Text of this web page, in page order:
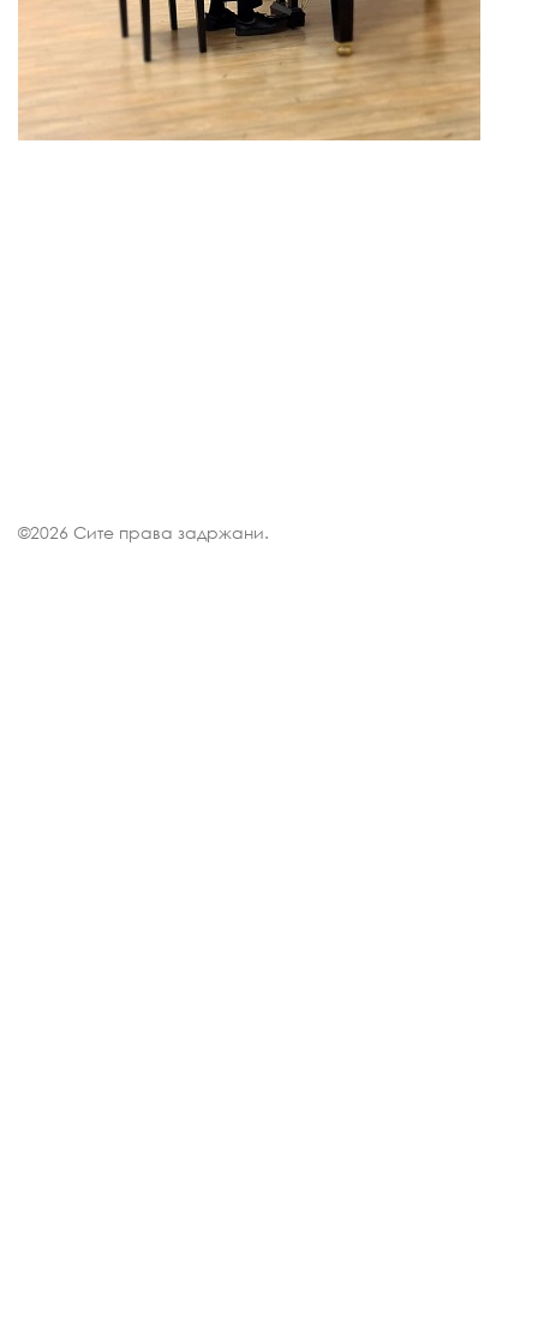
©2026 Сите права задржани.